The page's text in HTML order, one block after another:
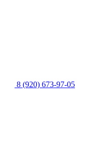
8 (920) 673-97-05